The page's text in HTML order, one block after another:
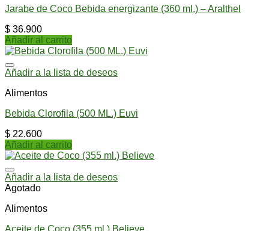
Jarabe de Coco Bebida energizante (360 ml.) – Aralthel
$ 36.900
Añadir al carrito
Añadir a la lista de deseos
Alimentos
Bebida Clorofila (500 ML.) Euvi
$ 22.600
Añadir al carrito
Añadir a la lista de deseos
Agotado
Alimentos
Aceite de Coco (355 ml.) Believe